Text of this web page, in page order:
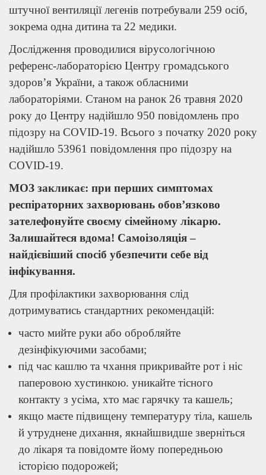
штучної вентиляції легенів потребували 259 осіб,
зокрема одна дитина та 22 медики.
Дослідження проводилися вірусологічною
референс-лабораторією Центру громадського
здоров’я України, а також обласними
лабораторіями. Станом на ранок 26 травня 2020
року до Центру надійшло 950 повідомлень про
підозру на COVID-19. Всього з початку 2020 року
надійшло 53961 повідомлення про підозру на
COVID-19.
МОЗ закликає: при перших симптомах
респіраторних захворювань обов’язково
зателефонуйте своєму сімейному лікарю.
Залишайтеся вдома! Самоізоляція –
найдієвіший спосіб убезпечити себе від
інфікування.
Для профілактики захворювання слід
дотримуватись стандартних рекомендацій:
часто мийте руки або обробляйте
дезінфікуючими засобами;
під час кашлю та чхання прикривайте рот і ніс
паперовою хустинкою. уникайте тісного
контакту з усіма, хто має гарячку та кашель;
якщо маєте підвищену температуру тіла, кашель
й утруднене дихання, якнайшвидше зверніться
до лікаря та повідомте йому попередньою
історією подорожей;